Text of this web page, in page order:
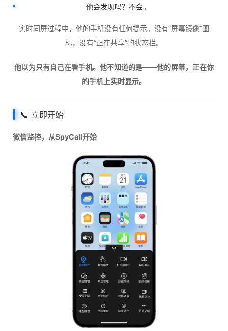
他会发现吗？不会。
实时同屏过程中，他的手机没有任何提示。没有“屏幕镜像”图
标，没有“正在共享”的状态栏。
他以为只有自己在看手机。他不知道的是——他的屏幕，正在你
的手机上实时显示。
📞 立即开始
微信监控，从SpyCall开始